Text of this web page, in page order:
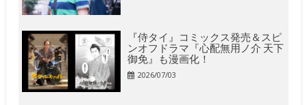
『侍タイ』コミックス発売＆スピ
ンオフドラマ『心配無用ノ介 天下
御免』も漫画化！
2026/07/03